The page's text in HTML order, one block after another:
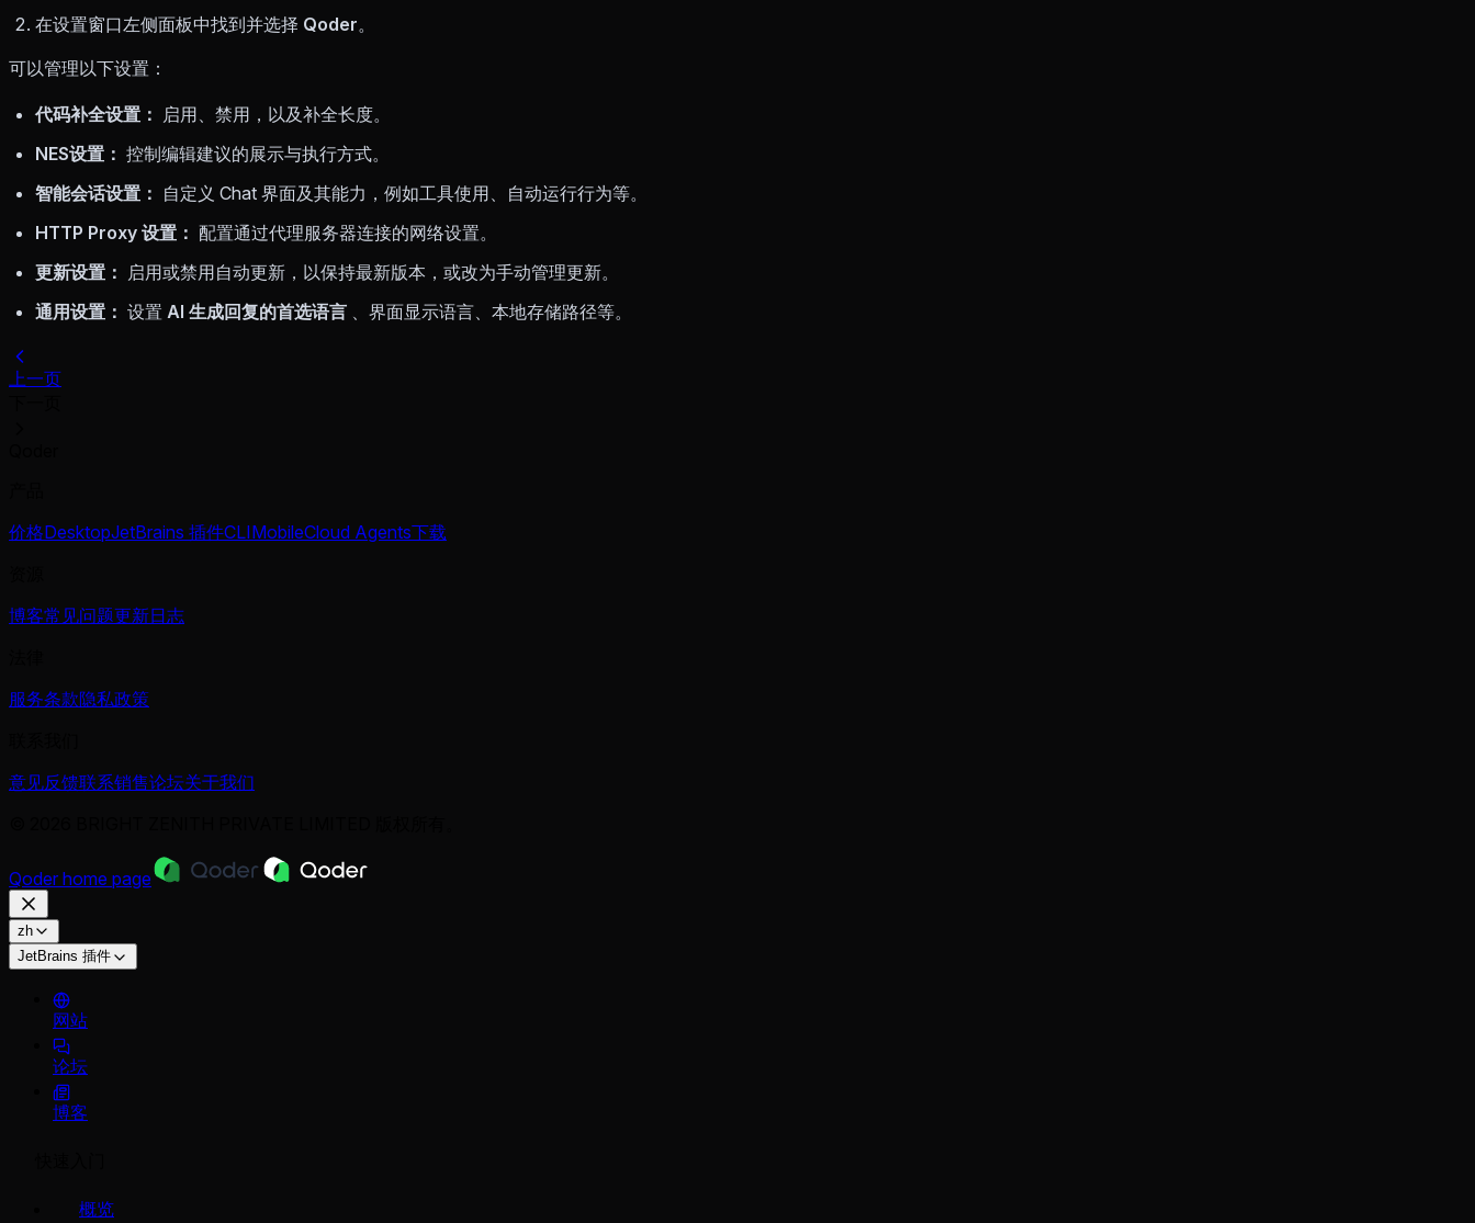
在设置窗口左侧面板中找到并选择 Qoder。
可以管理以下设置：
代码补全设置：
启用、禁用，以及补全长度。
NES设置： 控制编辑建议的展示与执行方式。
智能会话设置： 自定义 Chat 界面及其能力，例如工具使用、自动运行行为等。
HTTP Proxy 设置： 配置通过代理服务器连接的网络设置。
更新设置：
启用或禁用自动更新，以保持最新版本，或改为手动管理更新。
通用设置： 设置 AI 生成回复的首选语言 、界面显示语言、本地存储路径等。
上一页
价格DesktopJetBrains 插件CLIMobileCloud Agents下载
博客常见问题更新日志
服务条款隐私政策
意见反馈联系销售论坛关于我们
Qoder home page
zh
JetBrains 插件
网站
论坛
博客
概览